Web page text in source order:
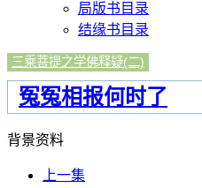
局版书目录
结缘书目录
三乘菩提之学佛释疑(二)
冤冤相报何时了
背景资料
上一集